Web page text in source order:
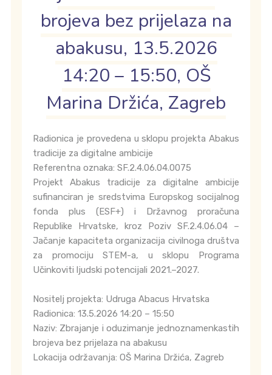
brojeva bez prijelaza na
abakusu, 13.5.2026
14:20 – 15:50, OŠ
Marina Držića, Zagreb
Radionica je provedena u sklopu projekta Abakus
tradicije za digitalne ambicije
Referentna oznaka: SF.2.4.06.04.0075
Projekt Abakus tradicije za digitalne ambicije
sufinanciran je sredstvima Europskog socijalnog
fonda plus (ESF+) i Državnog proračuna
Republike Hrvatske, kroz Poziv SF.2.4.06.04 –
Jačanje kapaciteta organizacija civilnoga društva
za promociju STEM-a, u sklopu Programa
Učinkoviti ljudski potencijali 2021.–2027.
Nositelj projekta: Udruga Abacus Hrvatska
Radionica: 13.5.2026 14:20 – 15:50
Naziv: Zbrajanje i oduzimanje jednoznamenkastih
brojeva bez prijelaza na abakusu
Lokacija održavanja: OŠ Marina Držića, Zagreb